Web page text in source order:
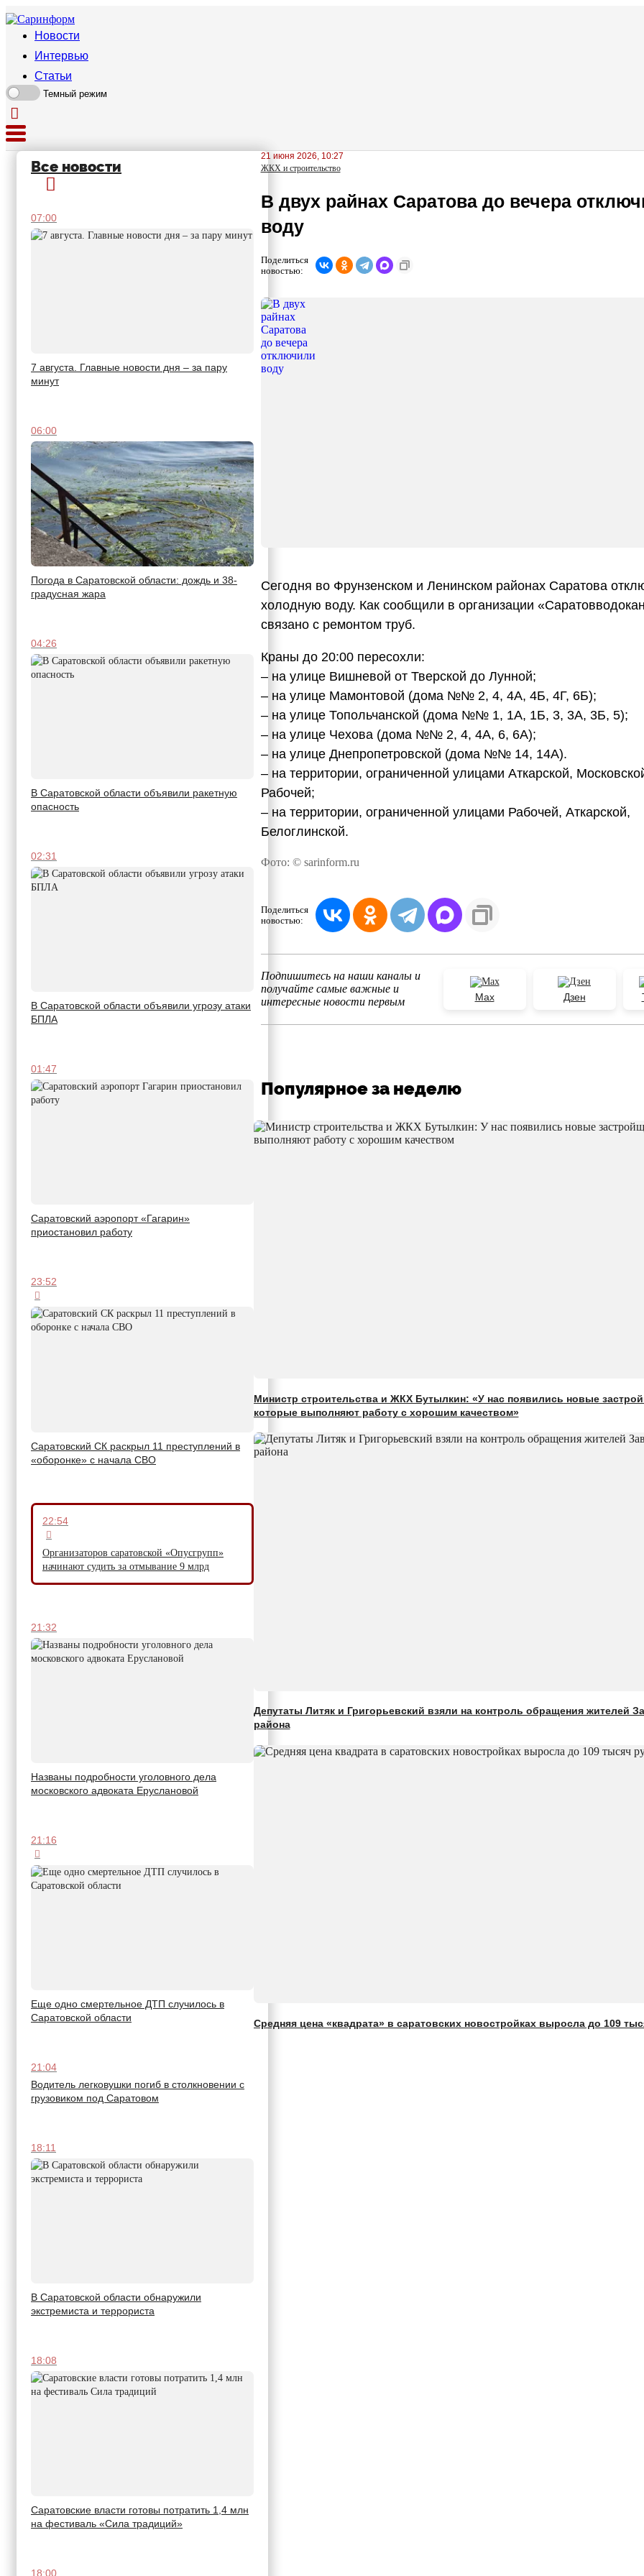
Новости
Интервью
Статьи
Темный режим
Все новости
07:00
7 августа. Главные новости дня – за пару
минут
06:00
Погода в Саратовской области: дождь и 38-
градусная жара
04:26
В Саратовской области объявили ракетную
опасность
02:31
В Саратовской области объявили угрозу атаки
БПЛА
01:47
Саратовский аэропорт «Гагарин»
приостановил работу
23:52
Саратовский СК раскрыл 11 преступлений в
«оборонке» с начала СВО
22:54
Организаторов саратовской «Опусгрупп»
начинают судить за отмывание 9 млрд
21:32
Названы подробности уголовного дела
московского адвоката Еруслановой
21:16
Еще одно смертельное ДТП случилось в
Саратовской области
21:04
Водитель легковушки погиб в столкновении с
грузовиком под Саратовом
18:11
В Саратовской области обнаружили
экстремиста и террориста
18:08
Саратовские власти готовы потратить 1,4 млн
на фестиваль «Сила традиций»
18:00
21 июня 2026, 10:27
ЖКХ и строительство
В двух райнах Саратова до вечера
воду
Поделиться
новостью:
Сегодня во Фрунзенском и Ленинском районах Саратова
холодную воду. Как сообщили в организации
связано с ремонтом труб.
Краны до 20:00 пересохли:
– на улице Вишневой от Тверской до Лунной;
– на улице Мамонтовой (дома №№ 2, 4, 4А, 4Б, 4Г, 6Б);
– на улице Топольчанской (дома №№ 1, 1А, 1Б, 3, 3А, 3Б, 5);
– на улице Чехова (дома №№ 2, 4, 4А, 6, 6А);
– на улице Днепропетровской (дома №№ 14, 14А).
– на территории, ограниченной улицами Аткарской,
Рабочей;
– на территории, ограниченной улицами Рабочей, Аткарской,
Белоглинской.
Фото: © sarinform.ru
Поделиться
новостью:
Подпишитесь на наши каналы и
получайте самые важные и
интересные новости первым
Max Дзен
Популярное за неделю
Министр строительства и ЖКХ Бутылкин: «У нас появились новые
которые выполняют работу с хорошим качеством»
Депутаты Литяк и Григорьевский взяли на контроль обращения жителей
района
Средняя цена «квадрата» в саратовских новостройках выросла до 109